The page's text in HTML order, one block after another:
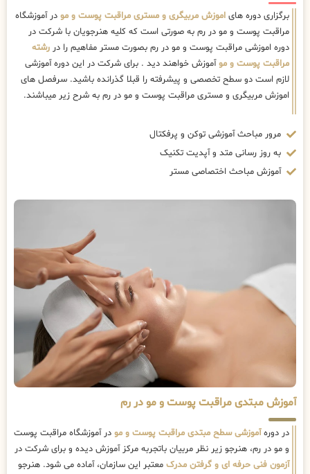
برگزاری دوره های اموزش مربیگری و مستری مراقبت پوست و مو در آموزشگاه
مراقبت پوست و مو در رم به صورتی است که کلیه هنرجویان با شرکت در
دوره اموزشی مراقبت پوست و مو در رم بصورت مستر مفاهیم را در رشته
مراقبت پوست و موآموزش خواهند دید . برای شرکت در این دوره آموزشی
لازم است دو سطح تخصصی و پیشرفته را قبلا گذرانده باشید. سرفصل های
اموزش مربیگری و مستری مراقبت پوست و مو در رم به شرح زیر میباشند.
مرور مباحث آموزشی توکن و پرفکتال
به روز رسانی متد و آپدیت تکنیک
آموزش مباحث اختصاصی مستر
آموزش مبتدی مراقبت پوست و مو در رم
در دورهآموزشی سطح مبتدی مراقبت پوست و مو در آموزشگاه مراقبت پوست
و مو در رم، هنرجو زیر نظر مربیان باتجربه مرکز آموزش دیده و برای شرکت در
آزمون فنی حرفه ای و گرفتن مدرک معتبر این سازمان، آماده می شود. هنرجو